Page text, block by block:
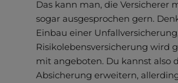
Das kann man, die Versicherer
sogar ausgesprochen gern.
Einbau einer
Risikolebens­versicherung wird
mit angeboten. Du kannst also
Absicherung erweitern,